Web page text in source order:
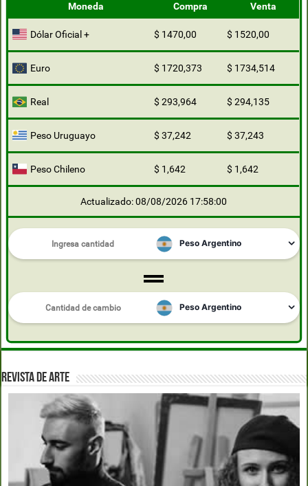
Moneda Compra Venta
Dólar Oficial + $ 1470,00 $ 1520,00
Euro $ 1720,373 $ 1734,514
Real $ 293,964 $ 294,135
Peso Uruguayo $ 37,242 $ 37,243
Peso Chileno $ 1,642 $ 1,642
Actualizado: 08/08/2026 17:58:00
REVISTA DE ARTE